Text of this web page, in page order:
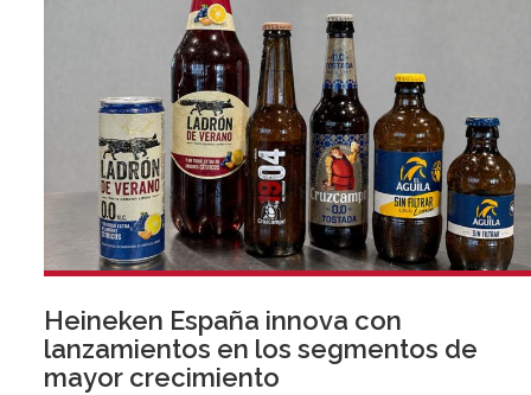
Heineken España innova con
lanzamientos en los segmentos de
mayor crecimiento